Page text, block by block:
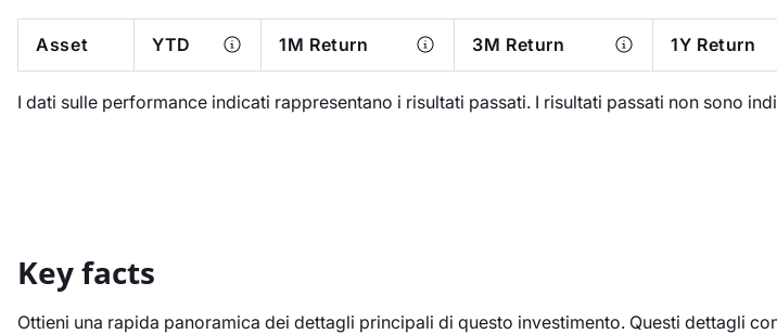
Asset YTD 1M Return 3M Return 1Y Return
I dati sulle performance indicati rappresentano i risultati passati. I risultati passati non sono
Key facts
Ottieni una rapida panoramica dei dettagli principali di questo investimento. Questi dettagli